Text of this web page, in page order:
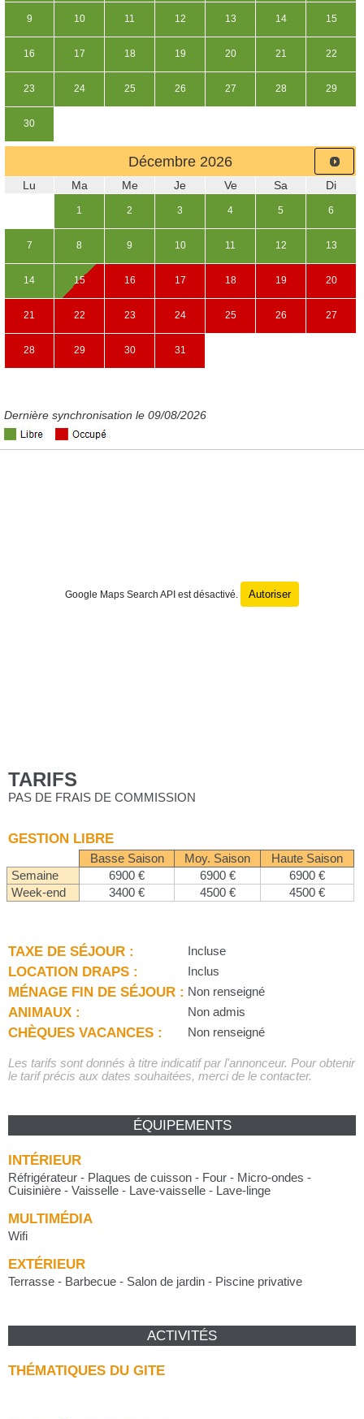
9 10 11 12 13 14 15
16 17 18 19 20 21 22
23 24 25 26 27 28 29
30
Décembre 2026
Lu Ma Me Je Ve Sa Di
1 2 3 4 5 6
7 8 9 10 11 12 13
14 15 16 17 18 19 20
21 22 23 24 25 26 27
28 29 30 31
Dernière synchronisation le 09/08/2026
Google Maps Search API est désactivé. Autoriser
TARIFS
PAS DE FRAIS DE COMMISSION
GESTION LIBRE
Basse Saison Moy. Saison
Haute Saison
Semaine
6900 € 6900 €
6900 €
Week-end
3400 € 4500 € 4500 €
TAXE DE SÉJOUR : Incluse
LOCATION DRAPS : Inclus
MÉNAGE FIN DE SÉJOUR : Non renseigné
ANIMAUX : Non admis
CHÈQUES VACANCES : Non renseigné
Les tarifs sont donnés à titre indicatif par l'annonceur. Pour obtenir
le tarif précis aux dates souhaitées, merci de le contacter.
ÉQUIPEMENTS
INTÉRIEUR
Réfrigérateur - Plaques de cuisson - Four - Micro-ondes -
Cuisinière - Vaisselle - Lave-vaisselle - Lave-linge
MULTIMÉDIA
Wifi
EXTÉRIEUR
Terrasse - Barbecue - Salon de jardin - Piscine privative
ACTIVITÉS
THÉMATIQUES DU GITE